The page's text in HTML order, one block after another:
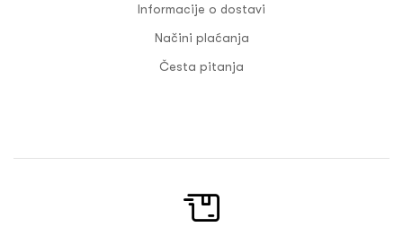
Informacije o dostavi
Načini plaćanja
Česta pitanja